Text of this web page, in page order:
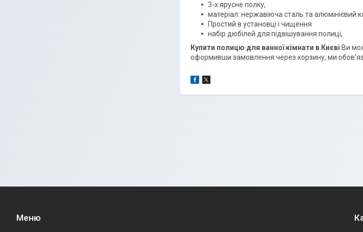
3-х ярусне полку,
матеріал: нержавіюча сталь та алюмінієвий
Простий в установці і чищення
набір дюбілей для підвішування полиці,
Купити полицю для ванної кімнати в Києві Ви
оформивши замовлення через корзину, ми
Меню